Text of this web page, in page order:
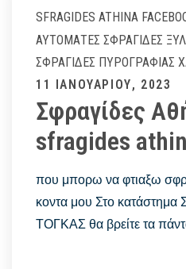
SFRAGIDES ATHINA
ΑΥΤΌΜΑΤΕΣ ΣΦΡΑΓΊΔΕΣ
ΣΦΡΑΓΊΔΕΣ ΠΥΡΟΓΡΑΦΊΑΣ
Posted
on
11 ΙΑΝΟΥΑΡΊΟΥ, 2023
Σφραγίδες
sfragides
που μπορω να φτιαξω
κοντα μου Στο κατάστημα
ΤΟΓΚΑΣ θα βρείτε τα